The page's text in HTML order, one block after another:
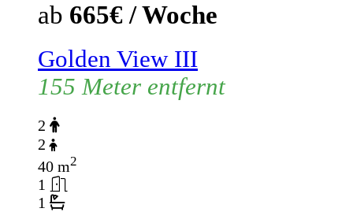
ab 665€ / Woche
Golden View III
155 Meter entfernt
2
2
40 m2
1
1